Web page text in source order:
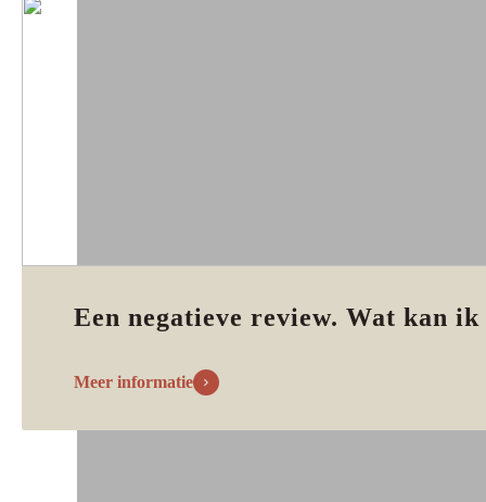
Een negatieve review. Wat kan
Meer informatie